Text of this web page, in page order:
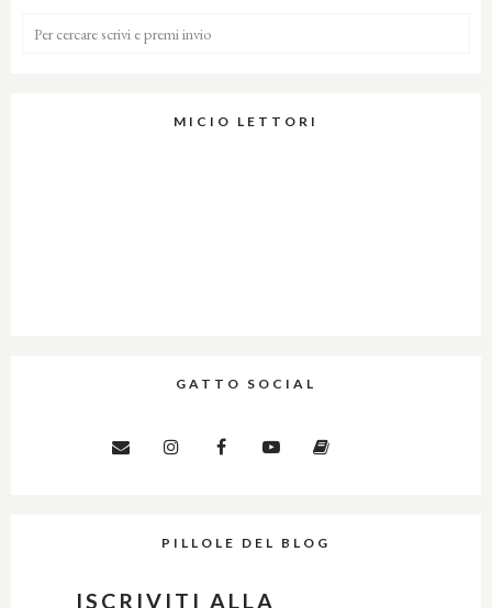
MICIO LETTORI
GATTO SOCIAL
PILLOLE DEL BLOG
ISCRIVITI ALLA